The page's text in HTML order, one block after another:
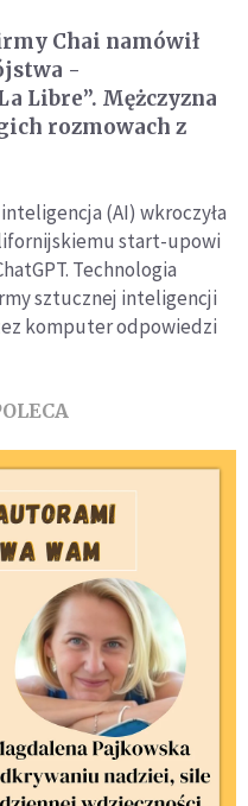
Chai namówił
-
Libre”. Mężczyzna
rozmowach z
(AI) wkroczyła
start-upowi
Technologia
sztucznej inteligencji
komputer odpowiedzi